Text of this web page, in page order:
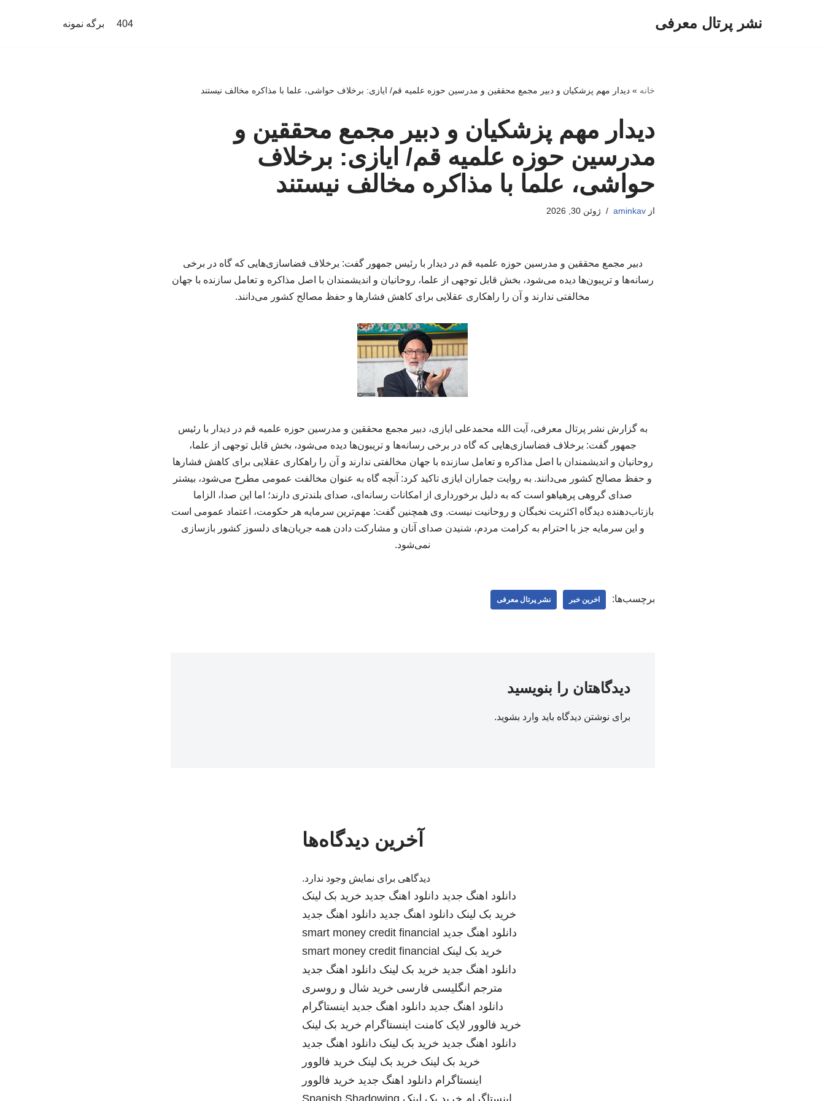
نشر پرتال معرفی 404 برگه نمونه
خانه »دیدار مهم پزشکیان و دبیر مجمع محققین و مدرسین حوزه علمیه قم/ ایازی: برخلاف حواشی، علما با مذاکره مخالف نیستند
دیدار مهم پزشکیان و دبیر مجمع محققین و
مدرسین حوزه علمیه قم/ ایازی: برخلاف
حواشی، علما با مذاکره مخالف نیستند
ازaminkav ژوئن 30, 2026
دبیر مجمع محققین و مدرسین حوزه علمیه قم در دیدار با رئیس جمهور گفت: برخلاف فضاسازی‌هایی که گاه در برخی
رسانه‌ها و تریبون‌ها دیده می‌شود، بخش قابل توجهی از علما، روحانیان و اندیشمندان با اصل مذاکره و تعامل سازنده با جهان
مخالفتی ندارند و آن را راهکاری عقلایی برای کاهش فشارها و حفظ مصالح کشور می‌دانند.
به گزارش نشر پرتال معرفی، آیت الله محمدعلی ایازی، دبیر مجمع محققین و مدرسین حوزه علمیه قم در دیدار با رئیس
جمهور گفت: برخلاف فضاسازی‌هایی که گاه در برخی رسانه‌ها و تریبون‌ها دیده می‌شود، بخش قابل توجهی از علما،
روحانیان و اندیشمندان با اصل مذاکره و تعامل سازنده با جهان مخالفتی ندارند و آن را راهکاری عقلایی برای کاهش فشارها
و حفظ مصالح کشور می‌دانند. به روایت جماران ایازی تاکید کرد: آنچه گاه به عنوان مخالفت عمومی مطرح می‌شود، بیشتر
صدای گروهی پرهیاهو است که به دلیل برخورداری از امکانات رسانه‌ای، صدای بلندتری دارند؛ اما این صدا، الزاما
بازتاب‌دهنده دیدگاه اکثریت نخبگان و روحانیت نیست. وی همچنین گفت: مهم‌ترین سرمایه هر حکومت، اعتماد عمومی است
و این سرمایه جز با احترام به کرامت مردم، شنیدن صدای آنان و مشارکت دادن همه جریان‌های دلسوز کشور بازسازی
نمی‌شود.
برچسب‌ها: اخرین خبر نشر پرتال معرفی
دیدگاهتان را بنویسید
برای نوشتن دیدگاه باید وارد بشوید.
آخرین دیدگاه‌ها
دیدگاهی برای نمایش وجود ندارد.
دانلود اهنگ جدید دانلود اهنگ جدید خرید بک لینک
خرید بک لینک دانلود اهنگ جدید دانلود اهنگ جدید
دانلود اهنگ جدید smart money credit financial
خرید بک لینک smart money credit financial
دانلود اهنگ جدید خرید بک لینک دانلود اهنگ جدید
مترجم انگلیسی فارسی خرید شال و روسری
دانلود اهنگ جدید دانلود اهنگ جدید اینستاگرام
خرید فالوور لایک کامنت اینستاگرام خرید بک لینک
دانلود اهنگ جدید خرید بک لینک دانلود اهنگ جدید
خرید بک لینک خرید بک لینک خرید فالوور
اینستاگرام دانلود اهنگ جدید خرید فالوور
اینستاگرام خرید بک لینک Spanish Shadowing